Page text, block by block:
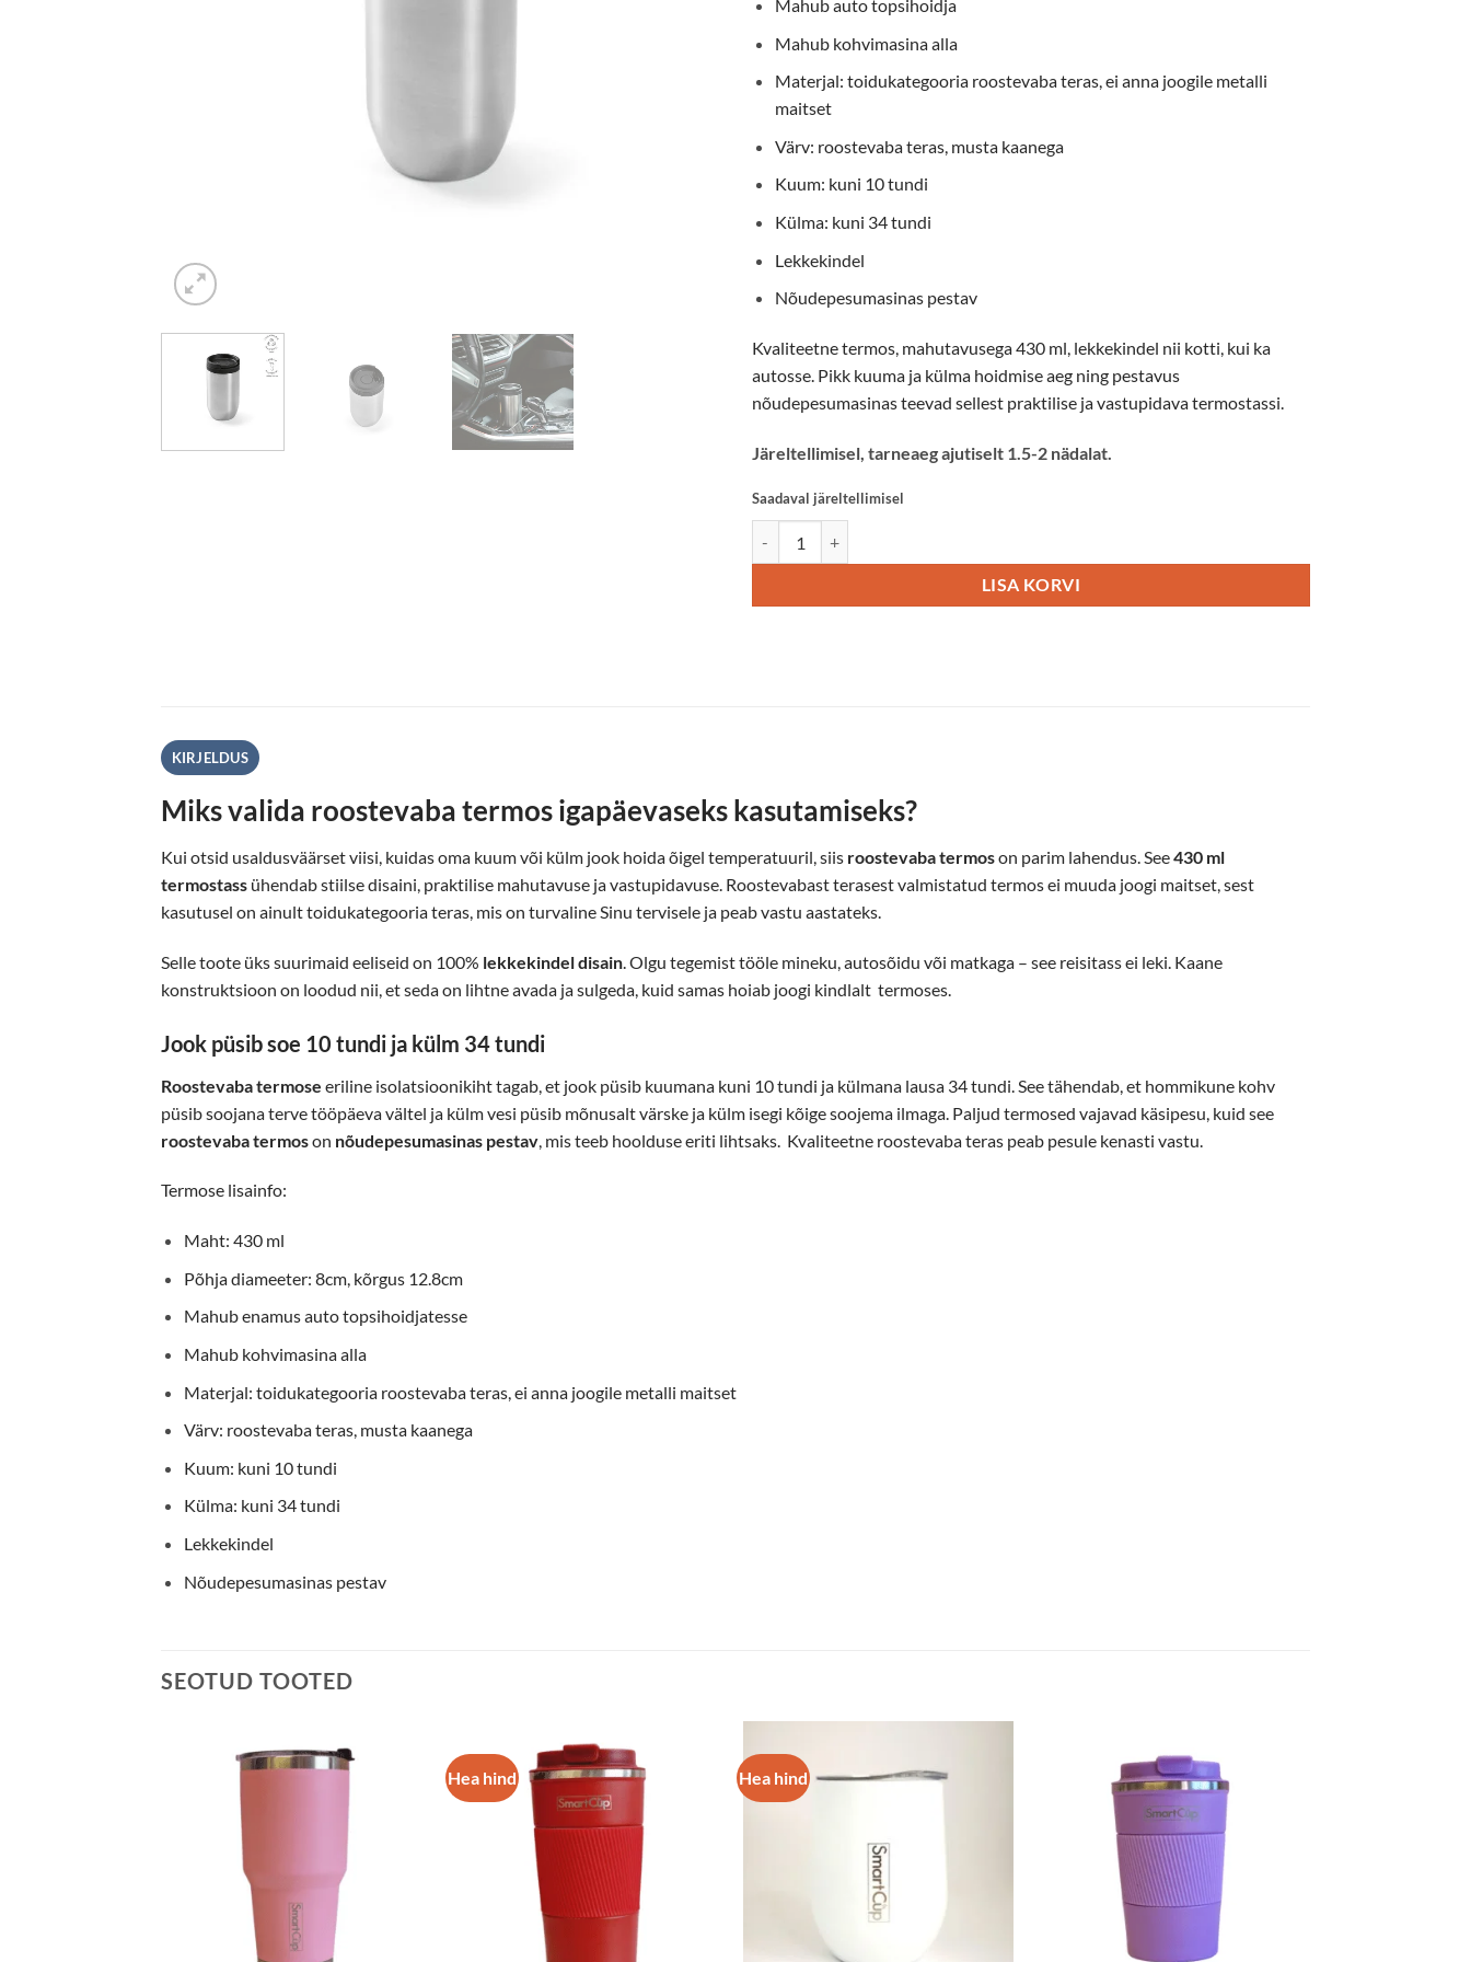
Mahub auto topsihoidja
Mahub kohvimasina alla
Materjal: toidukategooria roostevaba teras, ei anna joogile metalli
maitset
Värv: roostevaba teras, musta kaanega
Kuum: kuni 10 tundi
Külma: kuni 34 tundi
Lekkekindel
Nõudepesumasinas pestav
Kvaliteetne termos, mahutavusega 430 ml, lekkekindel nii kotti, kui ka
autosse. Pikk kuuma ja külma hoidmise aeg ning pestavus
nõudepesumasinas teevad sellest praktilise ja vastupidava termostassi.
Järeltellimisel, tarneaeg ajutiselt 1.5-2 nädalat.
Saadaval järeltellimisel
LISA KORVI
KIRJELDUS
Miks valida roostevaba termos igapäevaseks kasutamiseks?
Kui otsid usaldusväärset viisi, kuidas oma kuum või külm jook hoida õigel temperatuuril, siis roostevaba termoson parim lahendus. See430 ml
termostass ühendab stiilse disaini, praktilise mahutavuse ja vastupidavuse. Roostevabast terasest valmistatud termos ei muuda joogi maitset, sest
kasutusel on ainult toidukategooria teras, mis on turvaline Sinu tervisele ja peab vastu aastateks.
Selle toote üks suurimaid eeliseid on 100% lekkekindel disain. Olgu tegemist tööle mineku, autosõidu või matkaga – see reisitass ei leki. Kaane
konstruktsioon on loodud nii, et seda on lihtne avada ja sulgeda, kuid samas hoiab joogi kindlalt termoses.
Jook püsib soe 10 tundi ja külm 34 tundi
Roostevaba termose eriline isolatsioonikiht tagab, et jook püsib kuumana kuni 10 tundi ja külmana lausa 34 tundi. See tähendab, et hommikune kohv
püsib soojana terve tööpäeva vältel ja külm vesi püsib mõnusalt värske ja külm isegi kõige soojema ilmaga. Paljud termosed vajavad käsipesu, kuid see
roostevaba termoson nõudepesumasinas pestav , mis teeb hoolduse eriti lihtsaks. Kvaliteetne roostevaba teras peab pesule kenasti vastu.
Termose lisainfo:
Maht: 430 ml
Põhja diameeter: 8cm, kõrgus 12.8cm
Mahub enamus auto topsihoidjatesse
Mahub kohvimasina alla
Materjal: toidukategooria roostevaba teras, ei anna joogile metalli maitset
Värv: roostevaba teras, musta kaanega
Kuum: kuni 10 tundi
Külma: kuni 34 tundi
Lekkekindel
Nõudepesumasinas pestav
SEOTUD TOOTED
Hea hind Hea hind